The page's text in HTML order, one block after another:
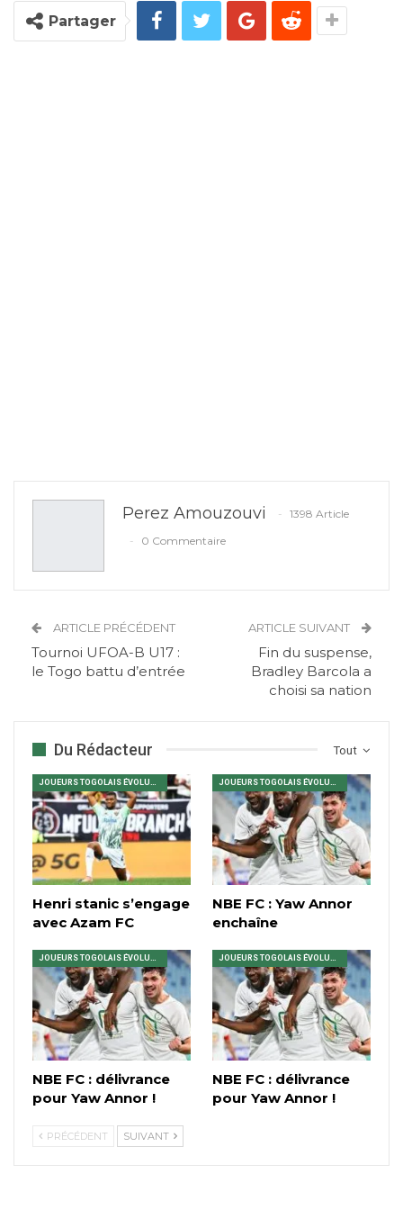
Partager
Perez Amouzouvi
1398 Article
0 Commentaire
ARTICLE PRÉCÉDENT
Tournoi UFOA-B U17 :
le Togo battu d’entrée
ARTICLE SUIVANT
Fin du suspense,
Bradley Barcola a
choisi sa nation
Tout
Du Rédacteur
Henri stanic s’engage
avec Azam FC
NBE FC : Yaw Annor
enchaîne
NBE FC : délivrance
pour Yaw Annor !
NBE FC : délivrance
pour Yaw Annor !
PRÉCÉDENT SUIVANT